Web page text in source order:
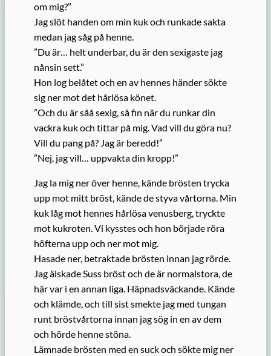
om mig?”
Jag slöt handen om min kuk och runkade sakta
medan jag såg på henne.
”Du är… helt underbar, du är den sexigaste jag
nånsin sett.”
Hon log belåtet och en av hennes händer sökte
sig ner mot det hårlösa könet.
”Och du är såå sexig, så fin när du runkar din
vackra kuk och tittar på mig. Vad vill du göra nu?
Vill du pang på? Jag är beredd!”
”Nej, jag vill… uppvakta din kropp!”
Jag la mig ner över henne, kände brösten trycka
upp mot mitt bröst, kände de styva vårtorna. Min
kuk låg mot hennes hårlösa venusberg, tryckte
mot kukroten. Vi kysstes och hon började röra
höfterna upp och ner mot mig.
Hasade ner, betraktade brösten innan jag rörde.
Jag älskade Suss bröst och de är normalstora, de
här var i en annan liga. Häpnadsväckande. Kände
och klämde, och till sist smekte jag med tungan
runt bröstvårtorna innan jag sög in en av dem
och hörde henne stöna.
Lämnade brösten med en suck och sökte mig ner